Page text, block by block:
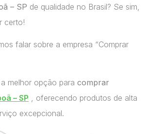
– SP de qualidade no Brasil? Se sim,
certo!
falar sobre a empresa “Comprar
melhor opção para comprar
– SP , oferecendo produtos de alta
excepcional.